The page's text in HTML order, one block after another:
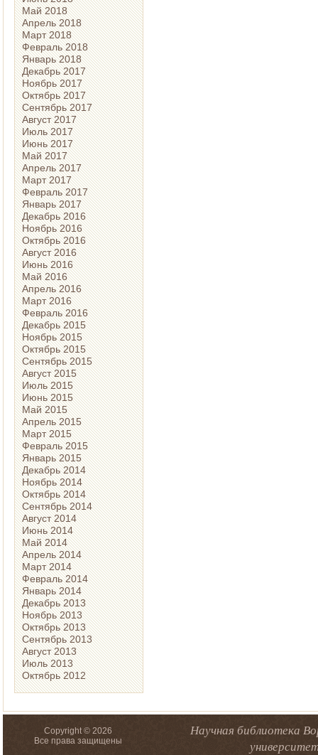
Май 2018
Апрель 2018
Март 2018
Февраль 2018
Январь 2018
Декабрь 2017
Ноябрь 2017
Октябрь 2017
Сентябрь 2017
Август 2017
Июль 2017
Июнь 2017
Май 2017
Апрель 2017
Март 2017
Февраль 2017
Январь 2017
Декабрь 2016
Ноябрь 2016
Октябрь 2016
Август 2016
Июнь 2016
Май 2016
Апрель 2016
Март 2016
Февраль 2016
Декабрь 2015
Ноябрь 2015
Октябрь 2015
Сентябрь 2015
Август 2015
Июль 2015
Июнь 2015
Май 2015
Апрель 2015
Март 2015
Февраль 2015
Январь 2015
Декабрь 2014
Ноябрь 2014
Октябрь 2014
Сентябрь 2014
Август 2014
Июнь 2014
Май 2014
Апрель 2014
Март 2014
Февраль 2014
Январь 2014
Декабрь 2013
Ноябрь 2013
Октябрь 2013
Сентябрь 2013
Август 2013
Июль 2013
Октябрь 2012
Copyright © 2026
Все права защищены
Научная библиотека